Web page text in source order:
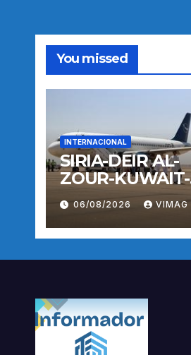
You missed
INTERNACIONAL
SIRIA-DEIR AL-
ZOUR-KUWAIT-
VUELO
06/08/2026 VIMAG